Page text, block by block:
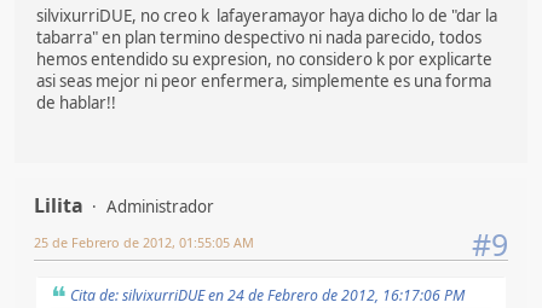
silvixurriDUE, no creo k lafayeramayor haya dicho lo de "dar la
tabarra" en plan termino despectivo ni nada parecido, todos
hemos entendido su expresion, no considero k por explicarte
asi seas mejor ni peor enfermera, simplemente es una forma
de hablar!!
Lilita Administrador
#9
25 de Febrero de 2012, 01:55:05 AM
Cita de: silvixurriDUE en 24 de Febrero de 2012, 16:17:06 PM